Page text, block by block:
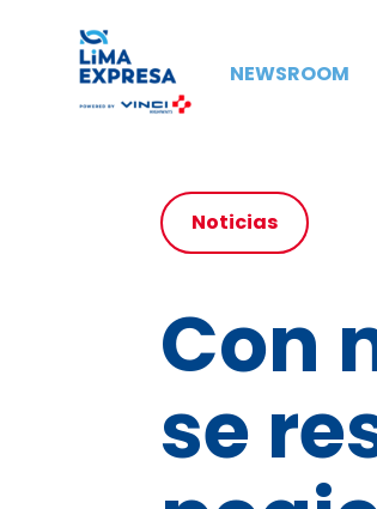
NEWSROOM
Noticias
Con
se